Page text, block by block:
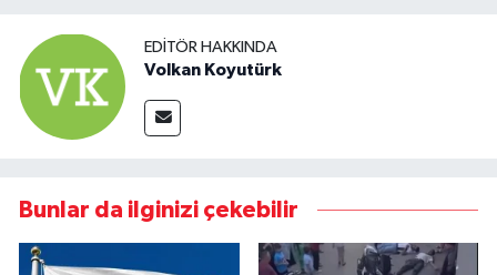
EDITÖR HAKKINDA
Volkan Koyutürk
Bunlar da ilginizi çekebilir